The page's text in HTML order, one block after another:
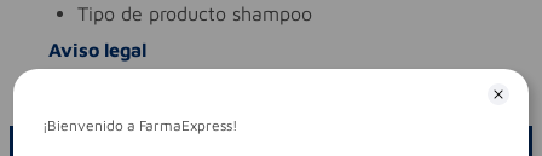
tipo de producto shampoo
Aviso legal
¡Bienvenido a FarmaExpress!